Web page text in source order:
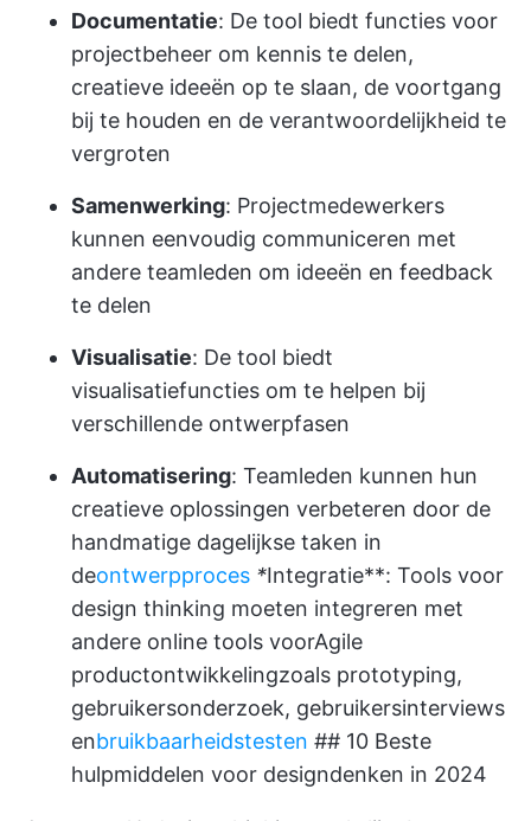
Documentatie: De tool biedt functies voor
projectbeheer om kennis te delen,
creatieve ideeën op te slaan, de voortgang
bij te houden en de verantwoordelijkheid te
vergroten
Samenwerking: Projectmedewerkers
kunnen eenvoudig communiceren met
andere teamleden om ideeën en feedback
te delen
Visualisatie: De tool biedt
visualisatiefuncties om te helpen bij
verschillende ontwerpfasen
Automatisering: Teamleden kunnen hun
creatieve oplossingen verbeteren door de
handmatige dagelijkse taken in
deontwerpproces *Integratie**: Tools voor
design thinking moeten integreren met
andere online tools voorAgile
productontwikkelingzoals prototyping,
gebruikersonderzoek, gebruikersinterviews
enbruikbaarheidstesten ## 10 Beste
hulpmiddelen voor designdenken in 2024